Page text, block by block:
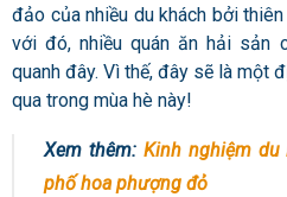
đảo của nhiều du khách bởi
với đó, nhiều quán ăn hải sản
quanh đây. Vì thế, đây sẽ là một
qua trong mùa hè này!
Xem thêm: Kinh nghiệm du
phố hoa phượng đỏ